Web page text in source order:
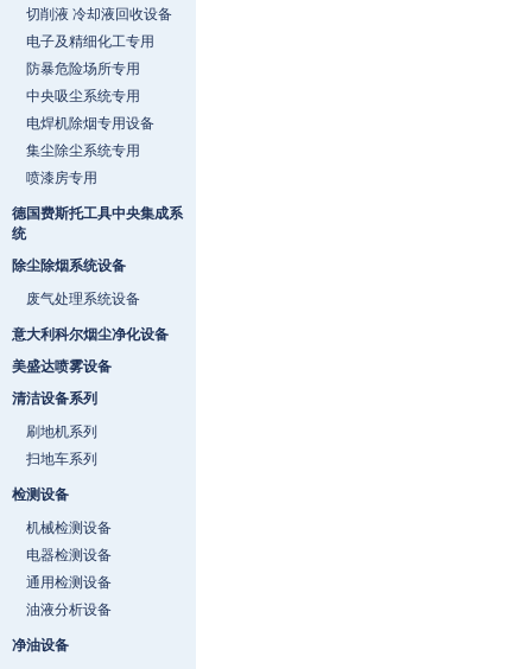
切削液 冷却液回收设备
电子及精细化工专用
防暴危险场所专用
中央吸尘系统专用
电焊机除烟专用设备
集尘除尘系统专用
喷漆房专用
德国费斯托工具中央集成系
统
除尘除烟系统设备
废气处理系统设备
意大利科尔烟尘净化设备
美盛达喷雾设备
清洁设备系列
刷地机系列
扫地车系列
检测设备
机械检测设备
电器检测设备
通用检测设备
油液分析设备
净油设备